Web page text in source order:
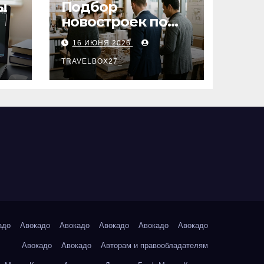
Подбор
новостроек по
заданным
параметрам:
критерии и
этапы
16 ИЮНЯ 2026
TRAVELBOX27_
Авокадо Авокадо Авокадо Авокадо Авокадо
Авокадо Авокадо Авторам и правообладателям